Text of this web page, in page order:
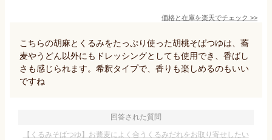
価格と在庫を楽天でチェック >>
こちらの胡麻とくるみをたっぷり使った胡桃そばつゆは、蕎
麦やうどん以外にもドレッシングとしても使用でき、香ばし
さも感じられます。希釈タイプで、香りも楽しめるのもいい
ですね
回答された質問
【くるみそばつゆ】お蕎麦によく合うくるみだれをお取り寄せしたい